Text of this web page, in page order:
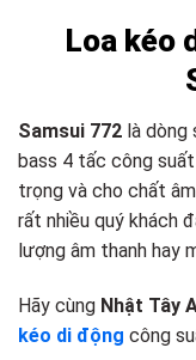
Loa kéo
Samsui 772 là dòng
bass 4 tấc công
trọng và cho chất
rất nhiều quý khách
lượng âm thanh hay
Hãy cùng Nhật Tây
kéo di động công